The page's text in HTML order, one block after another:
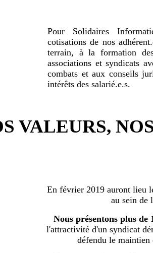
Pour Solidaires
cotisations de nos
terrain, à la formation
associations et syndicats
combats et aux conseils
intérêts des salarié.e.s.
VALEURS,
En février 2019 auront lieu
au sein de
Nous présentons plus de
l'attractivité d'un syndicat
défendu le maintien